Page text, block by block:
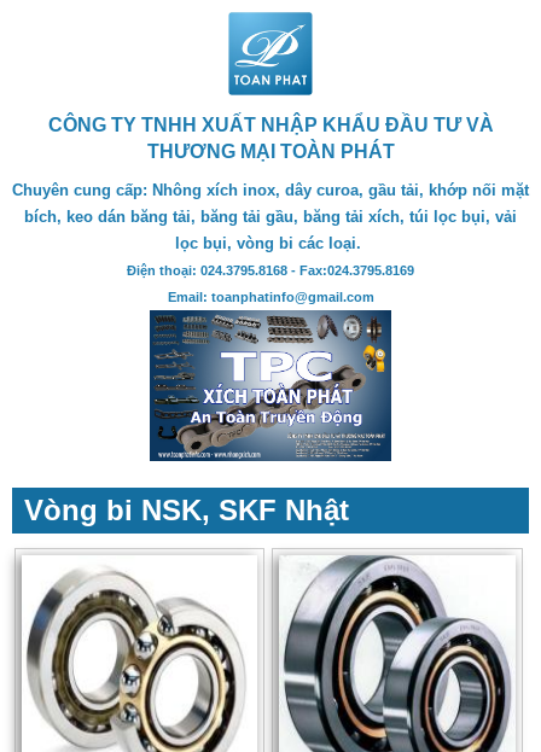
CÔNG TY TNHH XUẤT NHẬP KHẨU ĐẦU TƯ VÀ
THƯƠNG MẠI TOÀN PHÁT
Chuyên cung cấp: Nhông xích inox, dây curoa, gầu tải, khớp nối mặt
bích, keo dán băng tải, băng tải gầu, băng tải xích, túi lọc bụi, vải
lọc bụi, vòng bi các loại.
Điện thoại: 024.3795.8168 - Fax:024.3795.8169
Email: toanphatinfo@gmail.com
Vòng bi NSK, SKF Nhật